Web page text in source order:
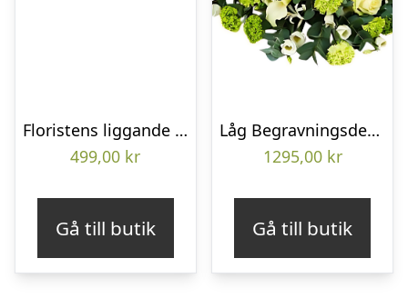
Floristens liggande bukett
499,00 kr
Gå till butik
Låg Begravningsdekoration
1295,00 kr
Gå till butik